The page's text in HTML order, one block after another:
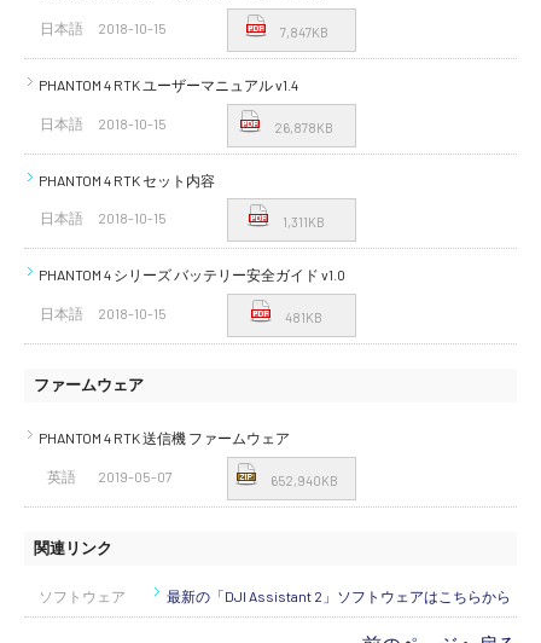
日本語 2018-10-15 7,847KB
PHANTOM 4 RTK ユーザーマニュアル v1.4
日本語 2018-10-15 26,878KB
PHANTOM 4 RTK セット内容
日本語 2018-10-15 1,311KB
PHANTOM 4 シリーズ バッテリー安全ガイド v1.0
日本語 2018-10-15 481KB
ファームウェア
PHANTOM 4 RTK 送信機 ファームウェア
英語 2019-05-07 652,940KB
関連リンク
ソフトウェア 最新の「DJI Assistant 2」ソフトウェアはこちらから